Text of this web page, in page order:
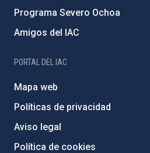
Programa Severo Ochoa
Amigos del IAC
PORTAL DEL IAC
Mapa web
Políticas de privacidad
Aviso legal
Política de cookies